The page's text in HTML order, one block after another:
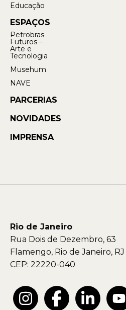
Educação
ESPAÇOS
Petrobras
Futuros –
Arte e
Tecnologia
Musehum
NAVE
PARCERIAS
NOVIDADES
IMPRENSA
Rio de Janeiro
Rua Dois de Dezembro, 63
Flamengo, Rio de Janeiro, RJ
CEP: 22220-040